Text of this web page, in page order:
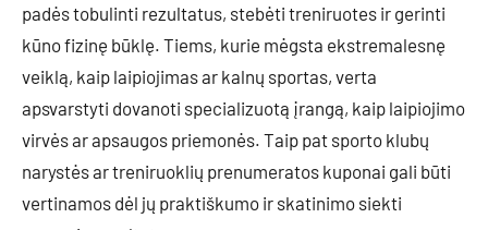
padės tobulinti rezultatus, stebėti treniruotes ir gerinti
kūno fizinę būklę. Tiems, kurie mėgsta ekstremalesnę
veiklą, kaip laipiojimas ar kalnų sportas, verta
apsvarstyti dovanoti specializuotą įrangą, kaip laipiojimo
virvės ar apsaugos priemonės. Taip pat sporto klubų
narystės ar treniruoklių prenumeratos kuponai gali būti
vertinamos dėl jų praktiškumo ir skatinimo siekti